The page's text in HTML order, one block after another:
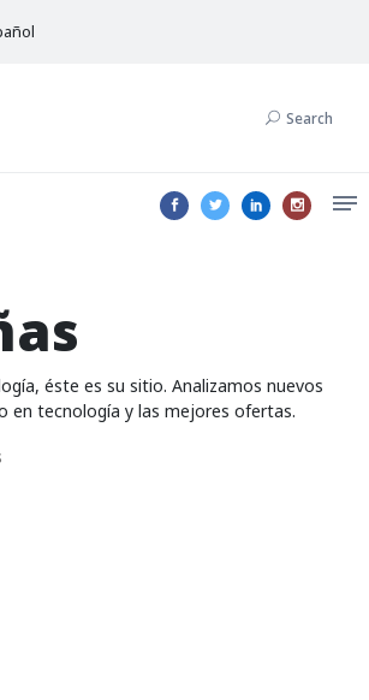
Search
éste es su sitio. Analizamos nuevos
en tecnología y las mejores ofertas.